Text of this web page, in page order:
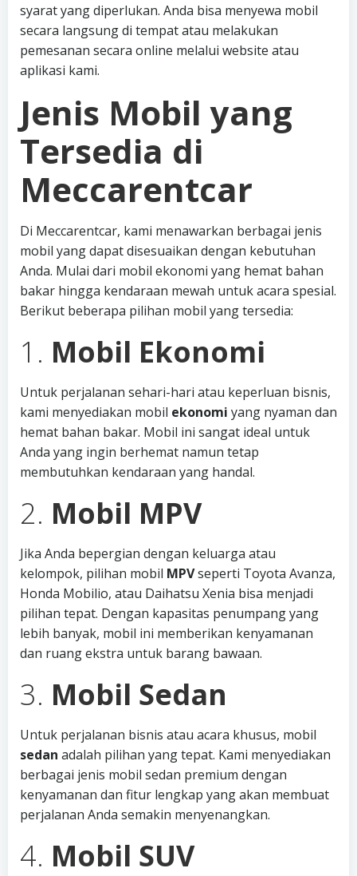
syarat yang diperlukan. Anda bisa menyewa mobil
secara langsung di tempat atau melakukan
pemesanan secara online melalui website atau
aplikasi kami.
Jenis Mobil yang
Tersedia di
Meccarentcar
Di Meccarentcar, kami menawarkan berbagai jenis
mobil yang dapat disesuaikan dengan kebutuhan
Anda. Mulai dari mobil ekonomi yang hemat bahan
bakar hingga kendaraan mewah untuk acara spesial.
Berikut beberapa pilihan mobil yang tersedia:
1. Mobil Ekonomi
Untuk perjalanan sehari-hari atau keperluan bisnis,
kami menyediakan mobil ekonomi yang nyaman dan
hemat bahan bakar. Mobil ini sangat ideal untuk
Anda yang ingin berhemat namun tetap
membutuhkan kendaraan yang handal.
2. Mobil MPV
Jika Anda bepergian dengan keluarga atau
kelompok, pilihan mobil MPVseperti Toyota Avanza,
Honda Mobilio, atau Daihatsu Xenia bisa menjadi
pilihan tepat. Dengan kapasitas penumpang yang
lebih banyak, mobil ini memberikan kenyamanan
dan ruang ekstra untuk barang bawaan.
3. Mobil Sedan
Untuk perjalanan bisnis atau acara khusus, mobil
sedan adalah pilihan yang tepat. Kami menyediakan
berbagai jenis mobil sedan premium dengan
kenyamanan dan fitur lengkap yang akan membuat
perjalanan Anda semakin menyenangkan.
4. Mobil SUV